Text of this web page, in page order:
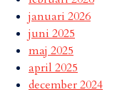
januari 2026
juni 2025
maj 2025
april 2025
december 2024